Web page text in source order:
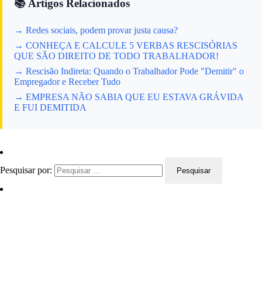
📚 Artigos Relacionados
→ Redes sociais, podem provar justa causa?
→ CONHEÇA E CALCULE 5 VERBAS RESCISÓRIAS
QUE SÃO DIREITO DE TODO TRABALHADOR!
→ Rescisão Indireta: Quando o Trabalhador Pode "Demitir" o
Empregador e Receber Tudo
→ EMPRESA NÃO SABIA QUE EU ESTAVA GRÁVIDA
E FUI DEMITIDA
Pesquisar por: